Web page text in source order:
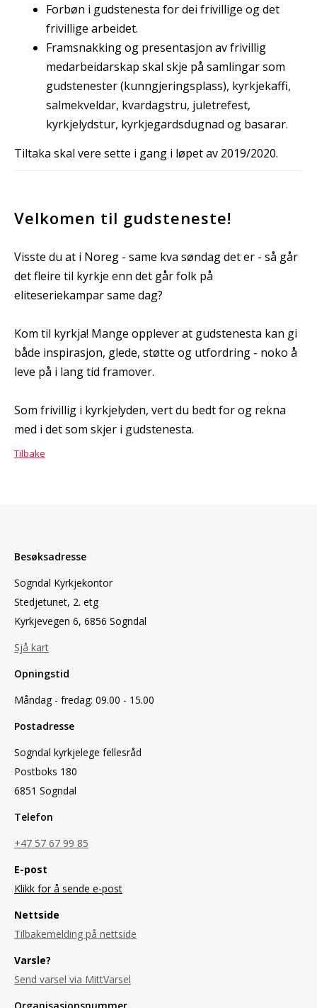
Forbøn i gudstenesta for dei frivillige og det
frivillige arbeidet.
Framsnakking og presentasjon av frivillig
medarbeidarskap skal skje på samlingar som
gudstenester (kunngjeringsplass), kyrkjekaffi,
salmekveldar, kvardagstru, juletrefest,
kyrkjelydstur, kyrkjegardsdugnad og basarar.
Tiltaka skal vere sette i gang i løpet av 2019/2020.
Velkomen til gudsteneste!
Visste du at i Noreg - same kva søndag det er - så går
det fleire til kyrkje enn det går folk på
eliteseriekampar same dag?
Kom til kyrkja! Mange opplever at gudstenesta kan gi
både inspirasjon, glede, støtte og utfordring - noko å
leve på i lang tid framover.
Som frivillig i kyrkjelyden, vert du bedt for og rekna
med i det som skjer i gudstenesta.
Tilbake
Besøksadresse
Sogndal Kyrkjekontor
Stedjetunet, 2. etg
Kyrkjevegen 6, 6856 Sogndal
Sjå kart
Opningstid
Måndag - fredag: 09.00 - 15.00
Postadresse
Sogndal kyrkjelege fellesråd
Postboks 180
6851 Sogndal
Telefon
+47 57 67 99 85
E-post
Klikk for å sende e-post
Nettside
Tilbakemelding på nettside
Varsle?
Send varsel via MittVarsel